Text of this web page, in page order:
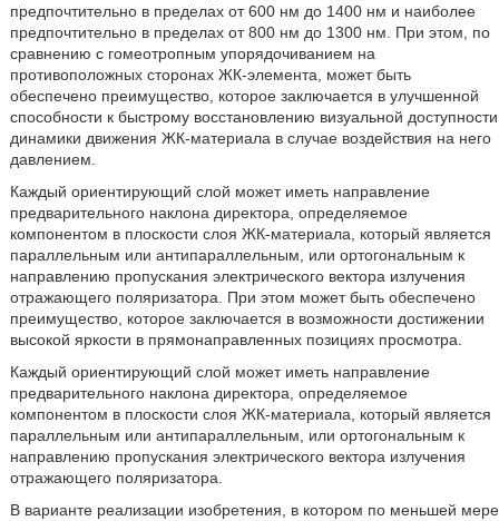
предпочтительно в пределах от 600 нм до 1400 нм и наиболее
предпочтительно в пределах от 800 нм до 1300 нм. При этом, по
сравнению с гомеотропным упорядочиванием на
противоположных сторонах ЖК-элемента, может быть
обеспечено преимущество, которое заключается в улучшенной
способности к быстрому восстановлению визуальной доступности
динамики движения ЖК-материала в случае воздействия на него
давлением.
Каждый ориентирующий слой может иметь направление
предварительного наклона директора, определяемое
компонентом в плоскости слоя ЖК-материала, который является
параллельным или антипараллельным, или ортогональным к
направлению пропускания электрического вектора излучения
отражающего поляризатора. При этом может быть обеспечено
преимущество, которое заключается в возможности достижении
высокой яркости в прямонаправленных позициях просмотра.
Каждый ориентирующий слой может иметь направление
предварительного наклона директора, определяемое
компонентом в плоскости слоя ЖК-материала, который является
параллельным или антипараллельным, или ортогональным к
направлению пропускания электрического вектора излучения
отражающего поляризатора.
В варианте реализации изобретения, в котором по меньшей мере